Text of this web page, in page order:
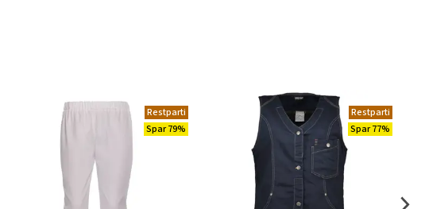
Restparti
Spar 79%
Restparti
Spar 77%